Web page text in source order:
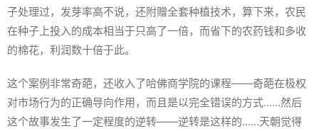
子处理过，发芽率高不说，还附赠全套种植技术，算下来，农民
在种子上投入的成本相当于只高了一倍，而省下的农药钱和多收
的棉花，利润数十倍于此。
这个案例非常奇葩，还收入了哈佛商学院的课程——奇葩在极权
对市场行为的正确导向作用，而且是以完全错误的方式……然后
这个故事发生了一定程度的逆转——逆转是这样的……天朝觉得